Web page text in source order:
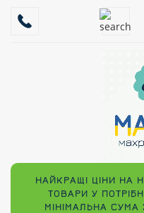
НАЙКРАЩІ ЦІНИ НА
ТОВАРИ У
МІНІМАЛЬНА